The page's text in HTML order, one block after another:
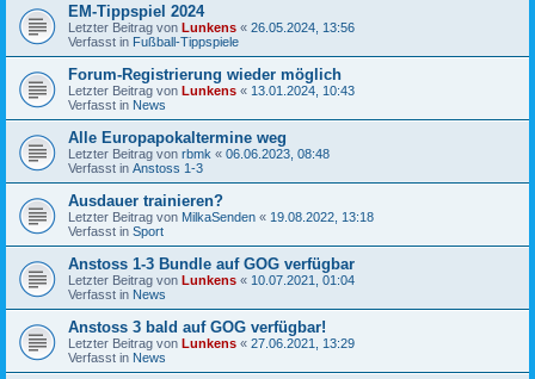
EM-Tippspiel 2024
Letzter Beitrag von Lunkens « 26.05.2024, 13:56
Verfasst in Fußball-Tippspiele
Forum-Registrierung wieder möglich
Letzter Beitrag von Lunkens « 13.01.2024, 10:43
Verfasst in News
Alle Europapokaltermine weg
Letzter Beitrag von rbmk « 06.06.2023, 08:48
Verfasst in Anstoss 1-3
Ausdauer trainieren?
Letzter Beitrag von MilkaSenden « 19.08.2022, 13:18
Verfasst in Sport
Anstoss 1-3 Bundle auf GOG verfügbar
Letzter Beitrag von Lunkens « 10.07.2021, 01:04
Verfasst in News
Anstoss 3 bald auf GOG verfügbar!
Letzter Beitrag von Lunkens « 27.06.2021, 13:29
Verfasst in News